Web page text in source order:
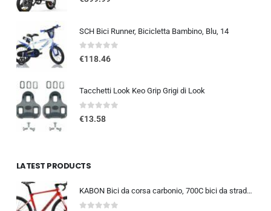
SCH Bici Runner, Bicicletta Bambino, Blu, 14
0out of 5
€118.46
Tacchetti Look Keo Grip Grigi di Look
0out of 5
€13.58
LATEST PRODUCTS
KABON Bici da corsa carbonio, 700C bici da strada T800 Completamente carbonio con Shimano 105 R7000 22 velocità 8.1 KG Leg…